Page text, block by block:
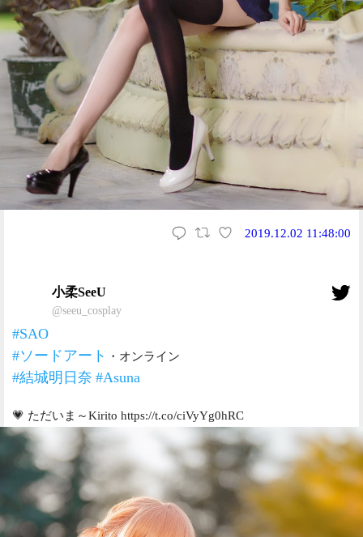
2019.12.02 11:48:00
小柔SeeU
@seeu_cosplay
#SAO
#ソードアート
・オンライン
#結城明日奈 #Asuna
💗 ただいま～Kirito https://t.co/ciVyYg0hRC